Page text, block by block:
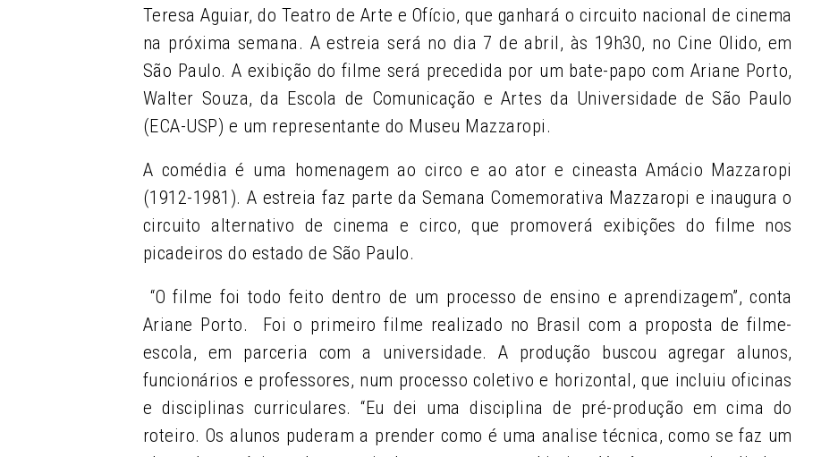
Teresa Aguiar, do Teatro de Arte e Ofício, que ganhará o circuito nacional de cinema
na próxima semana. A estreia será no dia 7 de abril, às 19h30, no Cine Olido, em
São Paulo. A exibição do filme será precedida por um bate-papo com Ariane Porto,
Walter Souza, da Escola de Comunicação e Artes da Universidade de São Paulo
(ECA-USP) e um representante do Museu Mazzaropi.
A comédia é uma homenagem ao circo e ao ator e cineasta Amácio Mazzaropi
(1912-1981). A estreia faz parte da Semana Comemorativa Mazzaropi e inaugura o
circuito alternativo de cinema e circo, que promoverá exibições do filme nos
picadeiros do estado de São Paulo.
“O filme foi todo feito dentro de um processo de ensino e aprendizagem”, conta
Ariane Porto. Foi o primeiro filme realizado no Brasil com a proposta de filme-
escola, em parceria com a universidade. A produção buscou agregar alunos,
funcionários e professores, num processo coletivo e horizontal, que incluiu oficinas
e disciplinas curriculares. “Eu dei uma disciplina de pré-produção em cima do
roteiro. Os alunos puderam a prender como é uma analise técnica, como se faz um